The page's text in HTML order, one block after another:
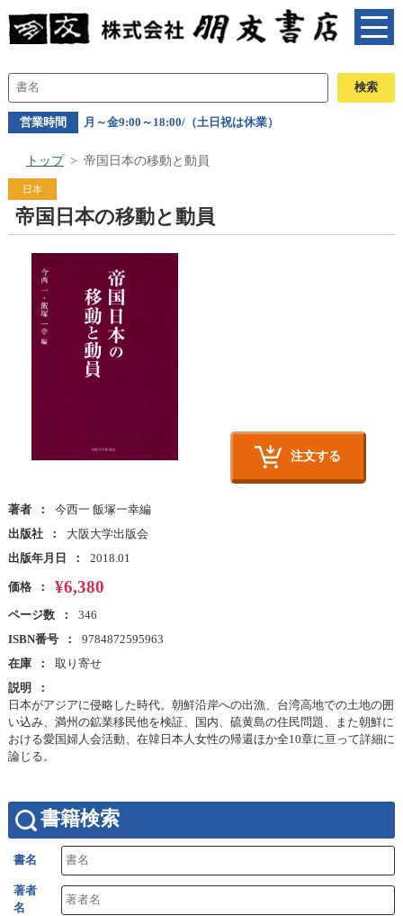
営業時間 月～金9:00～18:00/（土日祝は休業）
トップ 帝国日本の移動と動員
日本
帝国日本の移動と動員
注文する
著者
今西一 飯塚一幸編
出版社
大阪大学出版会
出版年月日
2018.01
価格 ¥6,380
ページ数
346
ISBN番号
9784872595963
在庫
取り寄せ
説明
日本がアジアに侵略した時代。朝鮮沿岸への出漁、台湾高地での土地の囲
い込み、満州の鉱業移民他を検証、国内、硫黄島の住民問題、また朝鮮に
おける愛国婦人会活動、在韓日本人女性の帰還ほか全10章に亘って詳細に
論じる。
書籍検索
書名
著者
名